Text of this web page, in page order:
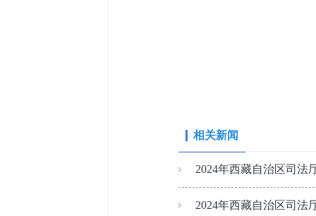
相关新闻
2024年西藏自治区司法
2024年西藏自治区司法